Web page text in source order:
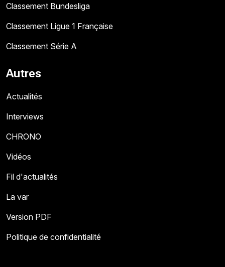
Classement Bundesliga
Classement Ligue 1 Française
Classement Série A
Autres
Actualités
Interviews
CHRONO
Vidéos
Fil d'actualités
La var
Version PDF
Politique de confidentialité